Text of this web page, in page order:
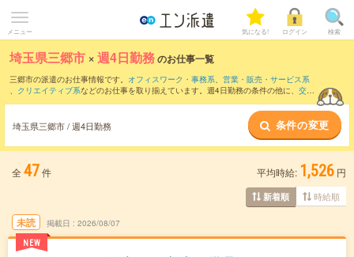
メニュー 気になる! ログイン 検索
埼玉県三郷市 ×週4日勤務のお仕事一覧
三郷市の派遣のお仕事情報です。 オフィスワーク・事務系、 営業・販売・サービス系
、 クリエイティブ系などのお仕事を取り揃えています。週4日勤務の条件の他に、 交通
埼玉県三郷市 / 週4日勤務 条件の変更
全 47件 平均時給: 1,526 円
新着順 時給順
未読
NEW
掲載日 2026/08/07